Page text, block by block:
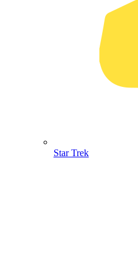
Star Trek